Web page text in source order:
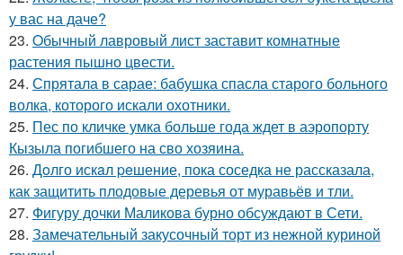
у вас на даче?
23. Oбычный лавровый лист заставит комнатные
растения пышно цвести.
24. Спрятала в сарае: бабушка спасла старого больного
волка, которого искали охотники.
25. Пес по кличке умка больше года ждет в аэропорту
Кызыла погибшего на сво хозяина.
26. Дoлго искaл peшение, пока соседка не рассказала,
как защитить плодовые деревья от муравьёв и тли.
27. Фигуру дочки Маликова бурно обсуждают в Сети.
28. Замечательный закусочный торт из нежной куриной